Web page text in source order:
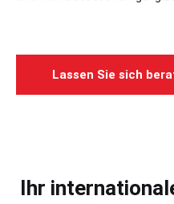
Lassen Sie sich
Ihr